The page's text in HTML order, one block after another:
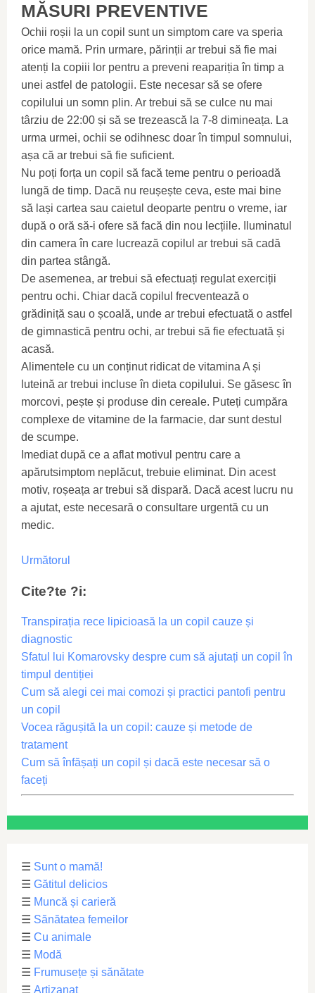
MĂSURI PREVENTIVE
Ochii roșii la un copil sunt un simptom care va speria
orice mamă. Prin urmare, părinții ar trebui să fie mai
atenți la copiii lor pentru a preveni reapariția în timp a
unei astfel de patologii. Este necesar să se ofere
copilului un somn plin. Ar trebui să se culce nu mai
târziu de 22:00 și să se trezească la 7-8 dimineața. La
urma urmei, ochii se odihnesc doar în timpul somnului,
așa că ar trebui să fie suficient.
Nu poți forța un copil să facă teme pentru o perioadă
lungă de timp. Dacă nu reușește ceva, este mai bine
să lași cartea sau caietul deoparte pentru o vreme, iar
după o oră să-i ofere să facă din nou lecțiile. Iluminatul
din camera în care lucrează copilul ar trebui să cadă
din partea stângă.
De asemenea, ar trebui să efectuați regulat exerciții
pentru ochi. Chiar dacă copilul frecventează o
grădiniță sau o școală, unde ar trebui efectuată o astfel
de gimnastică pentru ochi, ar trebui să fie efectuată și
acasă.
Alimentele cu un conținut ridicat de vitamina A și
luteină ar trebui incluse în dieta copilului. Se găsesc în
morcovi, pește și produse din cereale. Puteți cumpăra
complexe de vitamine de la farmacie, dar sunt destul
de scumpe.
Imediat după ce a aflat motivul pentru care a
apărutsimptom neplăcut, trebuie eliminat. Din acest
motiv, roșeața ar trebui să dispară. Dacă acest lucru nu
a ajutat, este necesară o consultare urgentă cu un
medic.
Următorul
Cite?te ?i:
Transpirația rece lipicioasă la un copil cauze și
diagnostic
Sfatul lui Komarovsky despre cum să ajutați un copil în
timpul dentiției
Cum să alegi cei mai comozi și practici pantofi pentru
un copil
Vocea răgușită la un copil: cauze și metode de
tratament
Cum să înfășați un copil și dacă este necesar să o
faceți
☰ Sunt o mamă!
☰ Gătitul delicios
☰ Muncă și carieră
☰ Sănătatea femeilor
☰ Cu animale
☰ Modă
☰ Frumusețe și sănătate
☰ Artizanat